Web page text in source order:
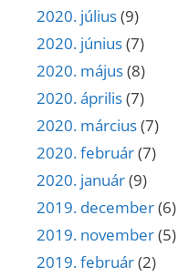
2020. július(9)
2020. június(7)
2020. május(8)
2020. április(7)
2020. március(7)
2020. február(7)
2020. január(9)
2019. december(6)
2019. november(5)
2019. február(2)